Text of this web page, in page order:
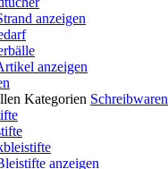
anzeigen
anzeigen
Kategorien Schreibwaren
anzeigen